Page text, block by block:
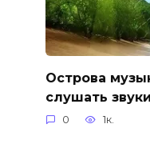
Острова
слушать
0 1к.